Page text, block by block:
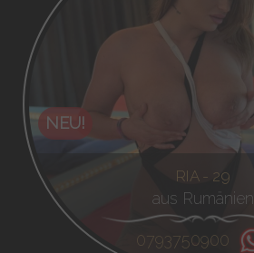
NEU!
RIA - 29
aus Rumänien
0793750900